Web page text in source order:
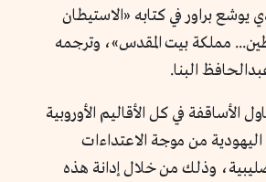
يوشع براور في كتابه «الاستيطان
مملكة بيت المقدس»، وترجمه
البنا.
الأساقفة في كل الأقاليم الأوروبية
من موجة الاعتداءات
وذلك من خلال إدانة هذه